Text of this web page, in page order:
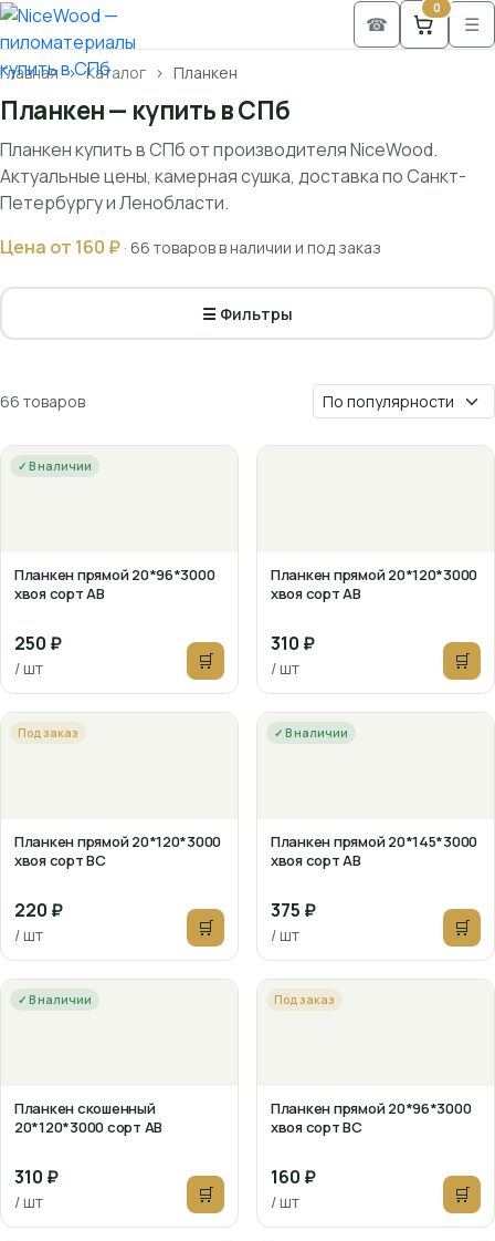
☎
0
☰
Главная Каталог Планкен
Планкен — купить в СПб
Планкен купить в СПб от производителя NiceWood.
Актуальные цены, камерная сушка, доставка по Санкт-
Петербургу и Ленобласти.
Цена от 160 ₽ · 66 товаров в наличии и под заказ
☰ Фильтры
66 товаров
✓ В наличии
Планкен прямой 20*96*3000
хвоя сорт АВ
250 ₽
/ шт 🛒
Планкен прямой 20*120*3000
хвоя сорт АВ
310 ₽
/ шт 🛒
Под заказ
Планкен прямой 20*120*3000
хвоя сорт ВС
220 ₽
/ шт 🛒
✓ В наличии
Планкен прямой 20*145*3000
хвоя сорт АВ
375 ₽
/ шт 🛒
✓ В наличии
Планкен скошенный
20*120*3000 сорт АВ
310 ₽
/ шт 🛒
Под заказ
Планкен прямой 20*96*3000
хвоя сорт ВС
160 ₽
/ шт 🛒